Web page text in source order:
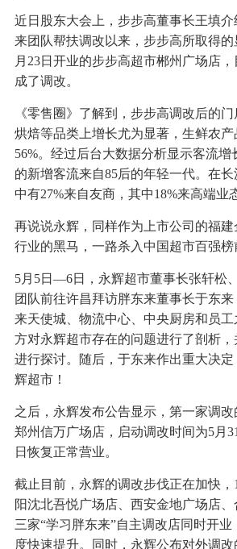
近日股东大会上，步步高董事长王填
来团队帮扶调改以来，步步高所取得的
月23日开业的步步高超市郴州广场店
成了调改。
《零售圈》了解到，步步高调改后的
烘焙等品类上增长尤为显著，生鲜农
56%。经过后台大数据分析显示客流增
的新增客流来自85后的年轻一代。在长
中有27%来自友商，其中18%来高端业
再说说永辉，同样作为上市公司的福
行业的黑马，一路杀入中国超市百强榜
5月5日—6日，永辉超市董事长张轩松
团队前往许昌拜访胖东来董事长于东
来天使城、物流中心、中央厨房和员
方对永辉超市存在的问题进行了剖析
进行探讨。随后，于东来作出重大决
辉超市！
之后，永辉发布公告显示，第一家调
郑州信万广场店，启动调改时间为5月
日恢复正常营业。
截止目前，永辉的调改步伐正在加快，
阳沈北吾悦广场店、西安金地广场店
三家“学习胖东来”自主调改店同时开
度快速提升。同时，永辉公布对外调